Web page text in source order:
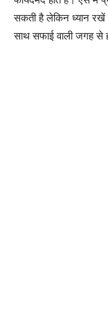
सकती है लेकिन ध्यान
साथ सफाई वाली जगह से